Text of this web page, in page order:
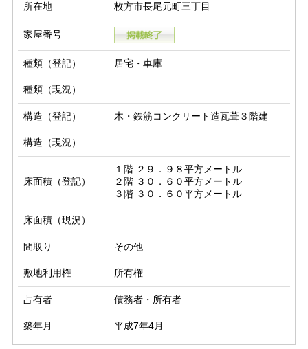
所在地 枚方市長尾元町三丁目
家屋番号
種類（登記） 居宅・車庫
種類（現況）
構造（登記） 木・鉄筋コンクリート造瓦葺３階建
構造（現況）
床面積（登記）
１階 ２９．９８平方メートル
２階 ３０．６０平方メートル
３階 ３０．６０平方メートル
床面積（現況）
間取り その他
敷地利用権 所有権
占有者 債務者・所有者
築年月 平成7年4月